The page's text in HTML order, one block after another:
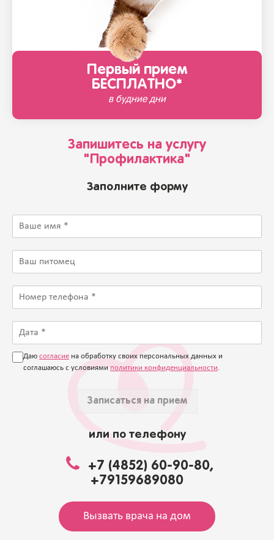
Первый прием
БЕСПЛАТНО*
в будние дни
Запишитесь на услугу
"Профилактика"
Заполните форму
Даю согласие на обработку своих персональных данных и
соглашаюсь с условиями политики конфиденциальности.
Записаться на прием
или по телефону
+7 (4852) 60-90-80,
+79159689080
Вызвать врача на дом